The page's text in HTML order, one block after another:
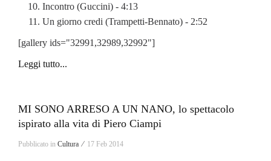
Incontro (Guccini) - 4:13
Un giorno credi (Trampetti-Bennato) - 2:52
[gallery ids="32991,32989,32992"]
Leggi tutto...
MI SONO ARRESO A UN NANO, lo spettacolo
ispirato alla vita di Piero Ciampi
Pubblicato in Cultura ⁄ 17 Feb 2014